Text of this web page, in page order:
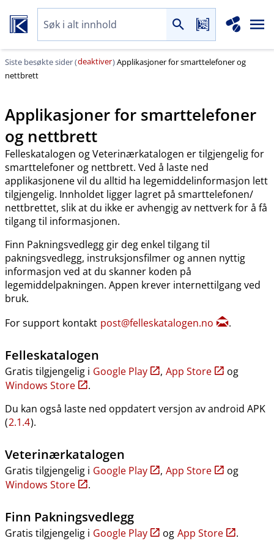
Siste besøkte sider (deaktiver)Applikasjoner for smarttelefoner og
nettbrett
Applikasjoner for smarttelefoner
og nettbrett
Felleskatalogen og Veterinærkatalogen er tilgjengelig for
smarttelefoner og nettbrett. Ved å laste ned
applikasjonene vil du alltid ha legemiddelinformasjon lett
tilgjengelig. Innholdet ligger lagret på smarttelefonen​/​
nettbrettet, slik at du ikke er avhengig av nettverk for å få
tilgang til informasjonen.
Finn Pakningsvedlegg gir deg enkel tilgang til
pakningsvedlegg, instruksjonsfilmer og annen nyttig
informasjon ved at du skanner koden på
legemiddelpakningen. Appen krever internettilgang ved
bruk.
For support kontakt post@felleskatalogen.no .
Felleskatalogen
Gratis tilgjengelig i Google Play , App Store
og
Windows Store
.
Du kan også laste ned oppdatert versjon av android APK
(2.1.4).
Veterinærkatalogen
Gratis tilgjengelig i Google Play , App Store
og
Windows Store
.
Finn Pakningsvedlegg
Gratis tilgjengelig i Google Play og App Store .